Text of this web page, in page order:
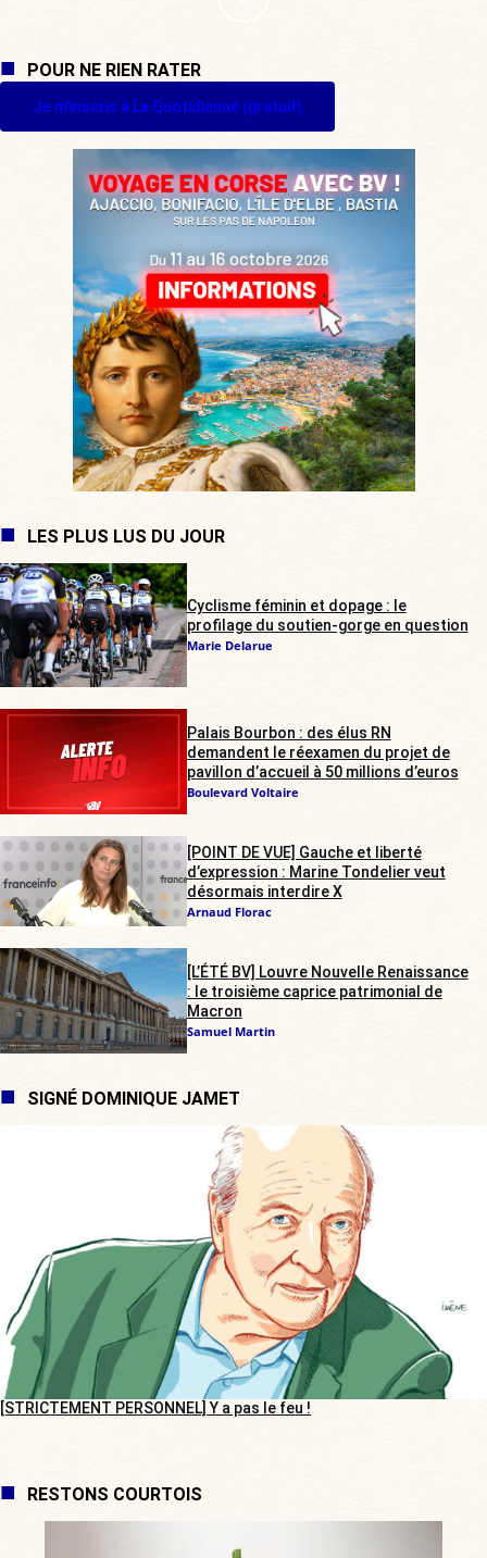
POUR NE RIEN RATER
Je m'inscris à La Quotidienne (gratuit)
LES PLUS LUS DU JOUR
Cyclisme féminin et dopage : le
profilage du soutien-gorge en question
Marie Delarue
Palais Bourbon : des élus RN
demandent le réexamen du projet de
pavillon d’accueil à 50 millions d’euros
Boulevard Voltaire
[POINT DE VUE] Gauche et liberté
d’expression : Marine Tondelier veut
désormais interdire X
Arnaud Florac
[L’ÉTÉ BV] Louvre Nouvelle Renaissance
: le troisième caprice patrimonial de
Macron
Samuel Martin
SIGNÉ DOMINIQUE JAMET
[STRICTEMENT PERSONNEL] Y a pas le feu !
RESTONS COURTOIS